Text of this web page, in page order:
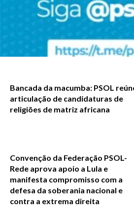
Bancada da macumba: PSOL
articulação de candidaturas de
religiões de matriz africana
Convenção da Federação PSOL-
Rede aprova apoio a Lula e
manifesta compromisso com a
defesa da soberania nacional e
contra a extrema direita